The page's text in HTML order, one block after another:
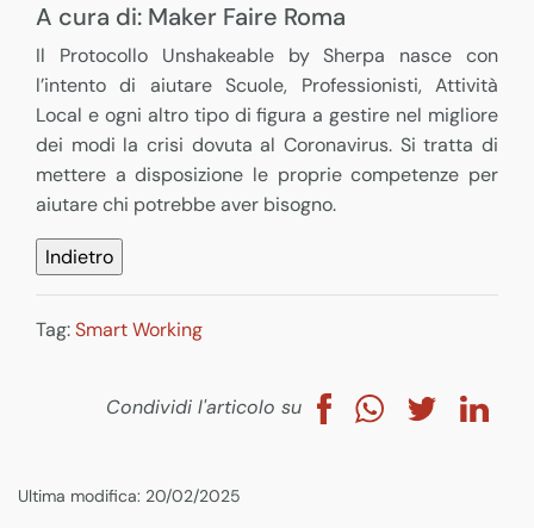
A cura di: Maker Faire Roma
Il Protocollo Unshakeable by Sherpa nasce con
l’intento di aiutare Scuole, Professionisti, Attività
Local e ogni altro tipo di figura a gestire nel migliore
dei modi la crisi dovuta al Coronavirus. Si tratta di
mettere a disposizione le proprie competenze per
aiutare chi potrebbe aver bisogno.
Tag:Smart Working
Condividi l'articolo su
Ultima modifica: 20/02/2025